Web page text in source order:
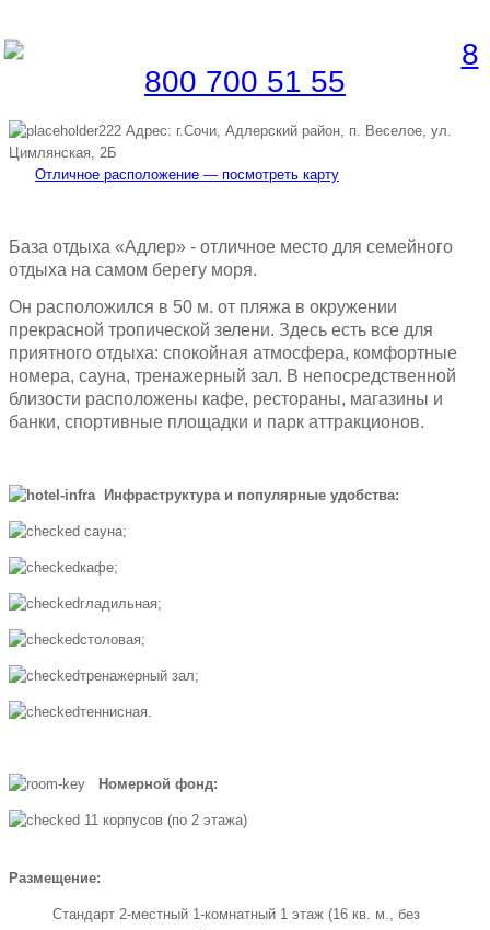
8
800 700 51 55
Адрес: г.Сочи, Адлерский район, п. Веселое, ул.
Цимлянская, 2Б
Отличное расположение — посмотреть карту
База отдыха «Адлер» - отличное место для семейного
отдыха на самом берегу моря.
Он расположился в 50 м. от пляжа в окружении
прекрасной тропической зелени. Здесь есть все для
приятного отдыха: спокойная атмосфера, комфортные
номера, сауна, тренажерный зал. В непосредственной
близости расположены кафе, рестораны, магазины и
банки, спортивные площадки и парк аттракционов.
Инфраструктура и популярные удобства:
сауна;
кафе;
гладильная;
столовая;
тренажерный зал;
теннисная.
Номерной фонд:
11 корпусов (по 2 этажа)
Размещение:
Стандарт 2-местный 1-комнатный 1 этаж (16 кв. м., без